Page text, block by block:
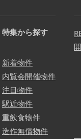
特集から探す
新着物件
内覧会開催物件
注目物件
駅近物件
重飲食物件
造作無償物件